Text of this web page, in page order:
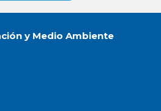
y Medio Ambiente